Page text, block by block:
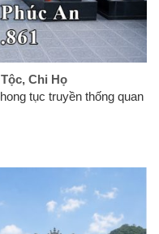
Chi Họ
tục truyền thống quan